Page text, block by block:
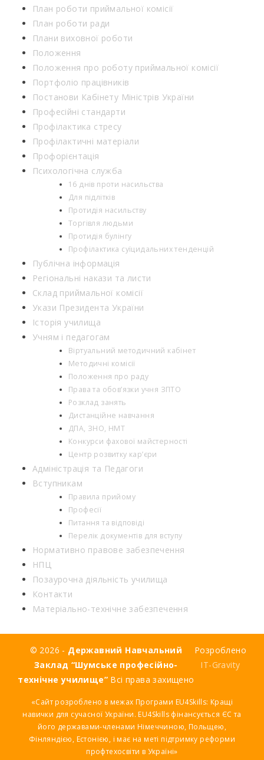
План роботи приймальної комісії
План роботи ради
Плани виховної роботи
Положення
Положення про роботу приймальної комісії
Портфоліо працівників
Постанови Кабінету Міністрів України
Професійні стандарти
Профілактика стресу
Профілактичні матеріали
Профорієнтація
Психологічна служба
16 днів проти насильства
Для підлітків
Протидія насильству
Торгівля людьми
Протидія булінгу
Профілактика суїцидальних тенденцій
Публічна інформація
Регіональні накази та листи
Склад приймальної комісії
Укази Президента України
Історія училища
Учням і педагогам
Віртуальний методичний кабінет
Методичні комісії
Положення про раду
Права та обов’язки учня ЗПТО
Розклад занять
Дистанційне навчання
ДПА, ЗНО, НМТ
Конкурси фахової майстерності
Центр розвитку кар’єри
Адміністрація та Педагоги
Вступникам
Правила прийому
Професії
Питання та відповіді
Перелік документів для вступу
Нормативно правове забезпечення
НПЦ
Позаурочна діяльність училища
Контакти
Матеріально-технічне забезпечення
© 2026 - Державний Навчальний
Заклад “Шумське професійно-
технічне училище” Всі права захищено
Розроблено
IT-Gravity
«Сайт розроблено в межах Програми EU4Skills: Кращі
навички для сучасної України. EU4Skills фінансується ЄС та
його державами-членами Німеччиною, Польщею,
Фінляндією, Естонією, і має на меті підтримку реформи
профтехосвіти в Україні»